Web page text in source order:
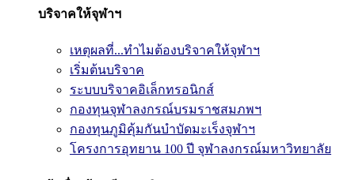
บริจาคให้จุฬาฯ
เหตุผลที่...ทำไมต้องบริจาคให้จุฬาฯ
เริ่มต้นบริจาค
ระบบบริจาคอิเล็กทรอนิกส์
กองทุนจุฬาลงกรณ์บรมราชสมภพฯ
กองทุนภูมิคุ้มกันบำบัดมะเร็งจุฬาฯ
โครงการอุทยาน 100 ปี จุฬาลงกรณ์มหาวิทยาลัย